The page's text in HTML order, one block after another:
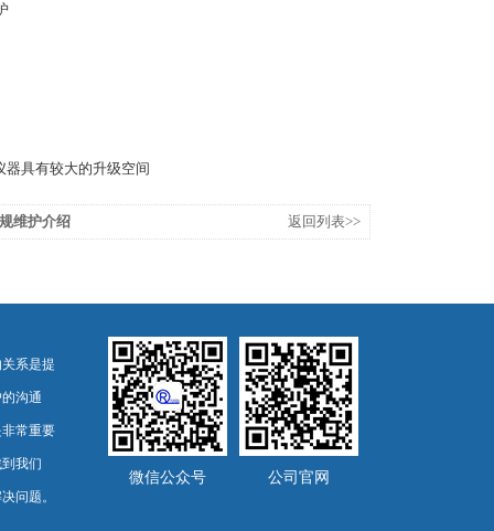
具有较大的升级空间
维护介绍 返回列表>>
系是提
沟通
常重要
我们
问题。
微信公众号 公司官网